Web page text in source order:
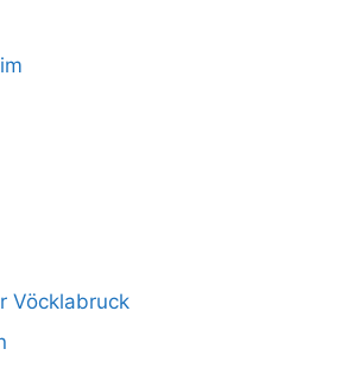
Vöcklabruck